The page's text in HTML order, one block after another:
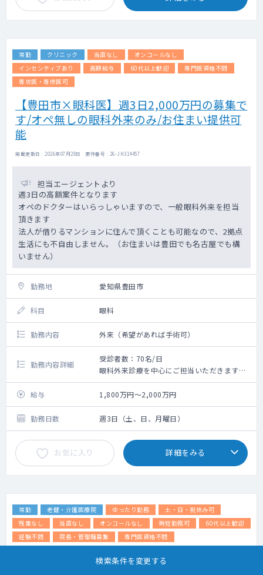
認
入所判定会議の出席
他科受診、退所時の診療情報提供書の作成
法人内の病院や診療所での外来業務
常勤 クリニック 当直なし
オンコールなし
インセンティブあり
高額給与 60代以上歓迎
専門医資格不問
専攻医・専修医可
【豊田市×眼科医】週3日2,000万円の募集で
す/オペ無しの眼科外来のみ/お住まい提供可
能
掲載更新日 : 2026年07月28日 案件番号 : 26-JH314457
担当エージェントより
週3日の高額案件となります
オペのドクターはいらっしゃいますので、一般眼科外来を担当
頂きます
法人が借りるマンションに住んで頂くことも可能なので、2拠点
生活にも不自由しません。（お住まいは豊田でも名古屋でも構
いません）
勤務地 愛知県豊田市
科目 眼科
勤務内容 外来（希望があれば手術可）
勤務内容詳細
受診者数：70名/日
眼科外来診療を中心にご担当いただきます。
特に結膜炎、麦粒腫、白内障、学校視力で指
摘された児童、健診でしてきされた成人の対
応が多めです。
◇一般眼科外来
結膜炎、麦粒腫、ドライアイ、アレルギー性
結膜炎、白内障、緑内障、糖尿病網膜症、加
齢黄斑変性など
◇コンタクトレンズ・眼鏡処方
視力検査、屈折検査、眼圧測定、OCT、視野
検査、眼底検査 など
白内障・緑内障等の経過観察
必要に応じた高次医療機関への紹介
スタッフとの診療連携・診療方針の共有
給与 1,800万円～2,000万円
勤務日数 週3日（土、日、月曜日）
お気に入り 詳細をみる
常勤 老健・介護医療院 ゆったり勤務
土・日・祝休み可
残業なし
当直なし オンコールなし 時短勤務可
60代以上歓迎
経験不問
院長・管理職募集 専門医資格不問
【桑名市×老健】老健週32時間勤務可能。老
検索条件を変更する